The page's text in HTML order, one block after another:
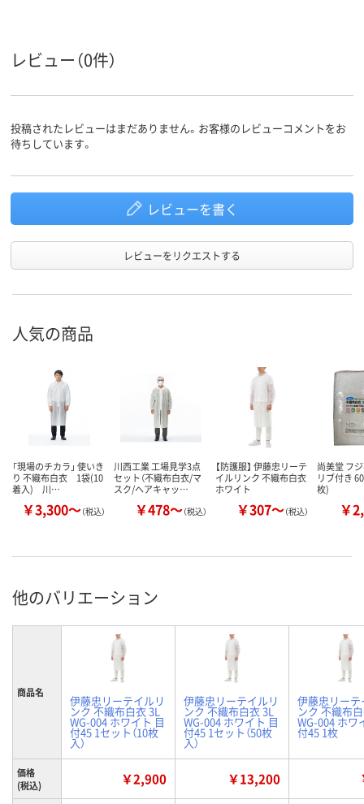
レビュー（0件）
投稿されたレビューはまだありません。お客様のレビューコメントをお
待ちしています。
レビューを書く
レビューをリクエストする
人気の商品
「現場のチカラ」 使いき
り 不織布白衣 1袋(10
着入) 川…
￥3,300～（税込）
川西工業 工場見学3点
セット（不織布白衣/マ
スク/ヘアキャッ…
￥478～（税込）
【防護服】 伊藤忠リーテ
イルリンク 不織布白衣
ホワイト
￥307～（税込）
尚美堂 フ
リブ付き
枚)
￥
他のバリエーション
商品名
伊藤忠リーテイルリ
ンク 不織布白衣 3L
WG-004 ホワイト 目
付45 1セット（10枚
入）
伊藤忠リーテイルリ
ンク 不織布白衣 3L
WG-004 ホワイト 目
付45 1セット（50枚
入）
伊藤忠リーテ
ンク 不織布
WG-004 ホワ
付45 1枚
価格
(税込)
￥2,900 ￥13,200